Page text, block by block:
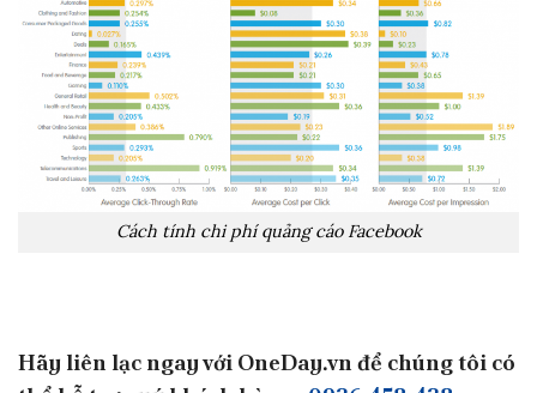
Cách tính chi phí quảng cáo Facebook
Hãy liên lạc ngay với OneDay.vn để chúng tôi có